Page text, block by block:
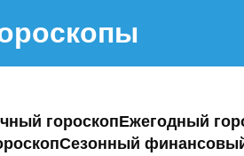
гороскопЕжегодный
Сезонный